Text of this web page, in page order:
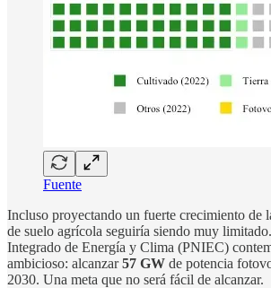
Fuente
Incluso proyectando un fuerte crecimiento de
de suelo agrícola seguiría siendo muy
Integrado de Energía y Clima (PNIEC)
ambicioso: alcanzar57 GW de potencia
2030. Una meta que no será fácil de alcanzar.